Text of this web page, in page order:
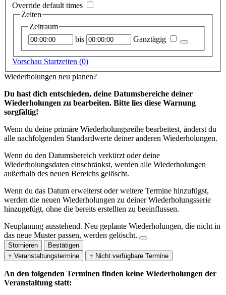
Override default times
Zeiten
Zeitraum
Startzeitpunkt bis Endzeitpunkt Ganztägig
Vorschau Startzeiten (0)
Wiederholungen neu planen?
Du hast dich entschieden, deine Datumsbereiche deiner
Wiederholungen zu bearbeiten. Bitte lies diese Warnung
sorgfältig!
Wenn du deine primäre Wiederholungsreihe bearbeitest, änderst du
alle nachfolgenden Standardwerte deiner anderen Wiederholungen.
Wenn du den Datumsbereich verkürzt oder deine
Wiederholungsdaten einschränkst, werden alle Wiederholungen
außerhalb des neuen Bereichs gelöscht.
Wenn du das Datum erweiterst oder weitere Termine hinzufügst,
werden die neuen Wiederholungen zu deiner Wiederholungsserie
hinzugefügt, ohne die bereits erstellten zu beeinflussen.
Neuplanung ausstehend. Neu geplante Wiederholungen, die nicht in
das neue Muster passen, werden gelöscht.
Stornieren
Bestätigen
+ Veranstaltungstermine
+ Nicht verfügbare Termine
An den folgenden Terminen finden keine Wiederholungen der
Veranstaltung statt: